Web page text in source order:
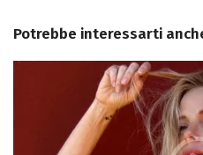
Potrebbe interessarti